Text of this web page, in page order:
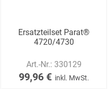
Ersatzteilset Parat®
4720/4730
Art.-Nr.: 330129
99,96 € inkl. MwSt.